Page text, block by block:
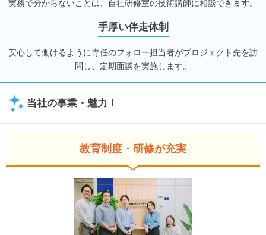
実務で分からないことは、自社研修室の技術講師に相談できます。
手厚い伴走体制
安心して働けるように専任のフォロー担当者がプロジェクト先を訪
問し、定期面談を実施します。
当社の事業・魅力！
教育制度・研修が充実